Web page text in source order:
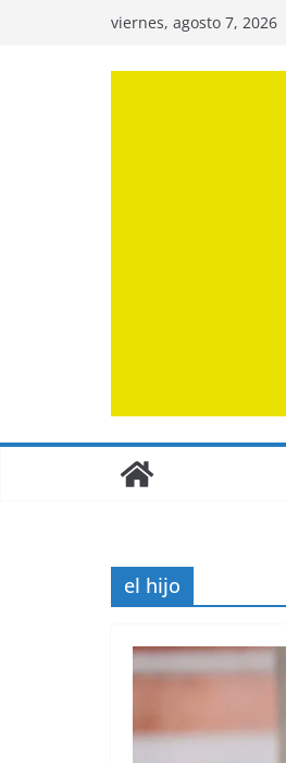
viernes, agosto 7, 2026
el hijo